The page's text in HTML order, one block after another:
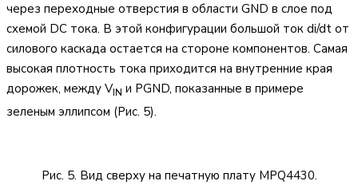
через переходные отверстия в области GND в слое под
схемой DC тока. В этой конфигурации большой ток di/dt от
силового каскада остается на стороне компонентов. Самая
высокая плотность тока приходится на внутренние края
дорожек, между VIN и PGND, показанные в примере
зеленым эллипсом (Рис. 5).
Рис. 5. Вид сверху на печатную плату MPQ4430.